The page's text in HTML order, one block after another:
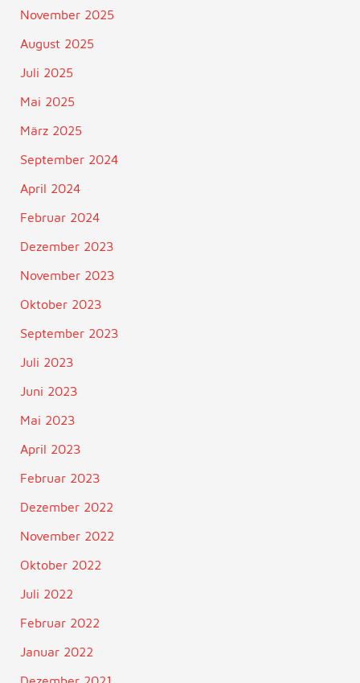
November 2025
August 2025
Juli 2025
Mai 2025
März 2025
September 2024
April 2024
Februar 2024
Dezember 2023
November 2023
Oktober 2023
September 2023
Juli 2023
Juni 2023
Mai 2023
April 2023
Februar 2023
Dezember 2022
November 2022
Oktober 2022
Juli 2022
Februar 2022
Januar 2022